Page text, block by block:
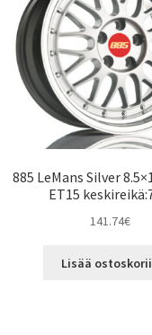
885 LeMans Silver
ET15
141.74€
Lisää